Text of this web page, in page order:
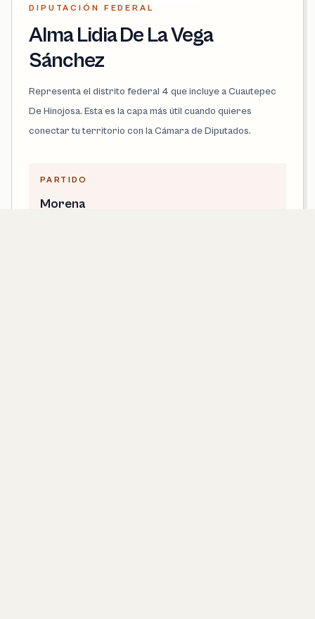
DIPUTACIÓN FEDERAL
Alma Lidia De La Vega
Sánchez
Representa el distrito federal 4 que incluye a Cuautepec
De Hinojosa. Esta es la capa más útil cuando quieres
conectar tu territorio con la Cámara de Diputados.
PARTIDO
Morena